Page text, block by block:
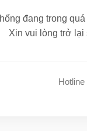
đang trong
Xin vui lòng trở lại